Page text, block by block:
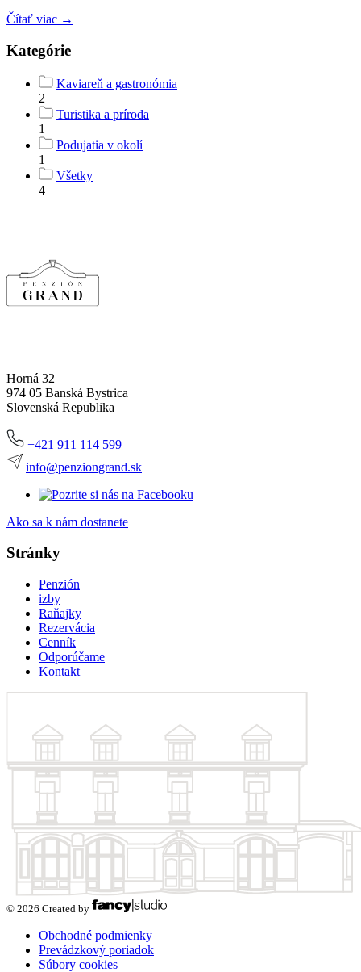
Čítať viac →
Kategórie
Kaviareň a gastronómia
2
Turistika a príroda
1
Podujatia v okolí
1
Všetky
4
Horná 32
974 05 Banská Bystrica
Slovenská Republika
+421 911 114 599
info@penziongrand.sk
Ako sa k nám dostanete
Stránky
Penzión
izby
Raňajky
Rezervácia
Cenník
Odporúčame
Kontakt
© 2026 Created by
Obchodné podmienky
Prevádzkový poriadok
Súbory cookies